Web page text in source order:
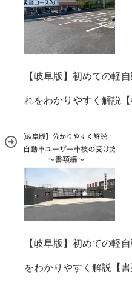
【岐阜版】初めての軽
れをわかりやすく解説【
【岐阜版】初めての軽
をわかりやすく解説【書